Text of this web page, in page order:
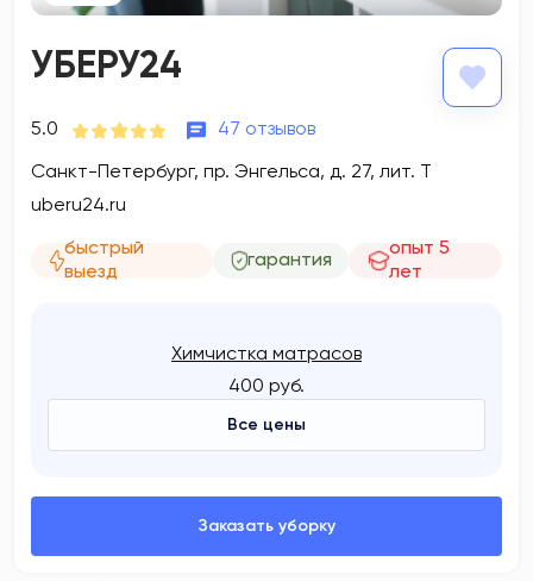
УБЕРУ24
5.0 47 отзывов
Санкт-Петербург, пр. Энгельса, д. 27, лит. Т
uberu24.ru
быстрый
выезд
гарантия
опыт 5
лет
Химчистка матрасов
400 руб.
Все цены